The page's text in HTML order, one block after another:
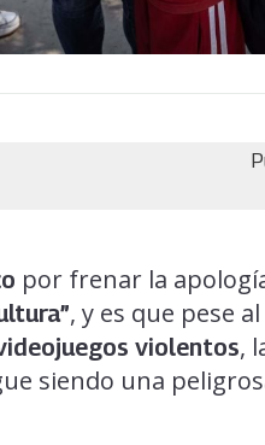
por frenar la
, y es que pese
violentos,
siendo una